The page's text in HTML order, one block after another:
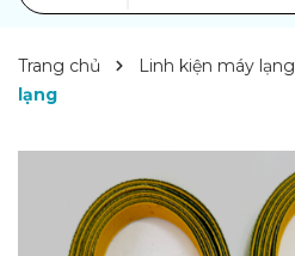
Trang chủ Linh kiện máy lạng
lạng